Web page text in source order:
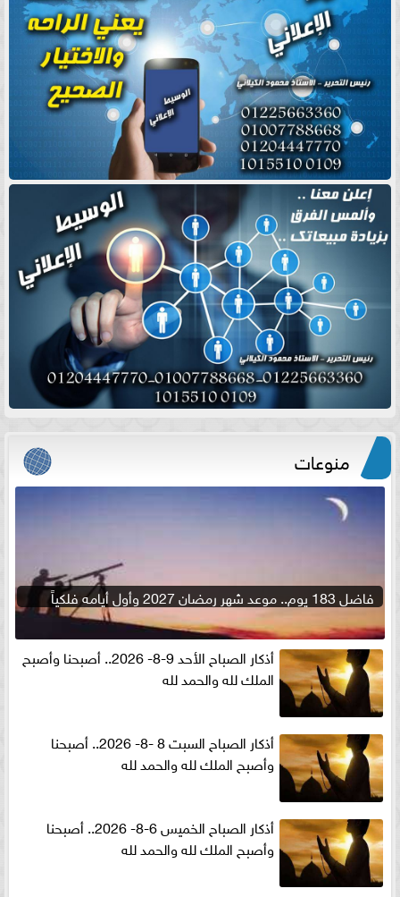
منوعات
فاضل 183 يوم.. موعد شهر رمضان 2027 وأول أيامه فلكياً
أذكار الصباح الأحد 9-8- 2026.. أصبحنا وأصبح
الملك لله والحمد لله
أذكار الصباح السبت 8 -8- 2026.. أصبحنا
وأصبح الملك لله والحمد لله
أذكار الصباح الخميس 6-8- 2026.. أصبحنا
وأصبح الملك لله والحمد لله